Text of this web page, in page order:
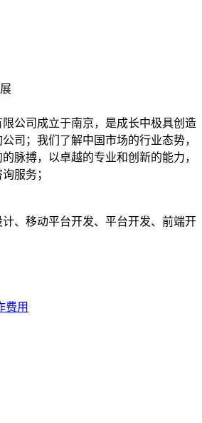
公司成立于南京，是成长中极具创造
司；我们了解中国市场的行业态势，
脉搏，以卓越的专业和创新的能力，
服务；
、移动平台开发、平台开发、前端开
费用